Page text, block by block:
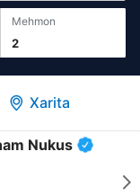
2
mehmon
Xarita
Nukus